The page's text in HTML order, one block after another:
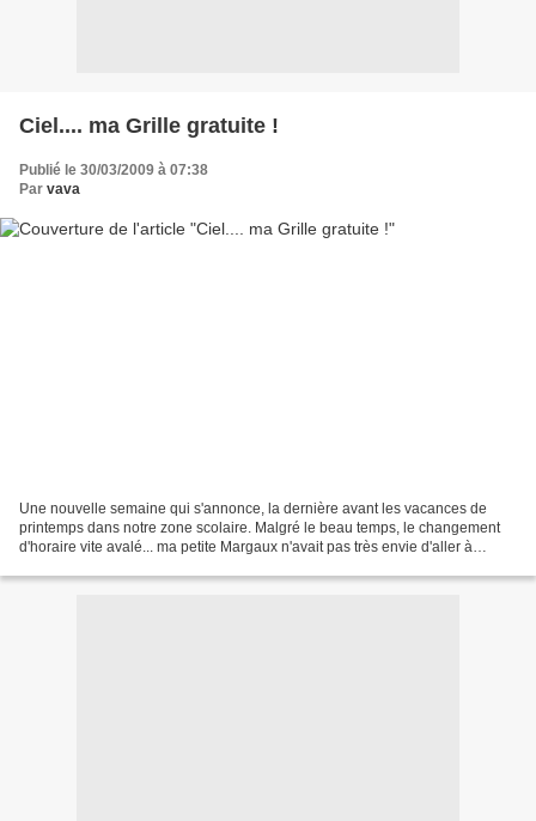
Ciel.... ma Grille gratuite !
Publié le 30/03/2009 à 07:38
Par vava
Une nouvelle semaine qui s'annonce, la dernière avant les vacances de
printemps dans notre zone scolaire. Malgré le beau temps, le changement
d'horaire vite avalé... ma petite Margaux n'avait pas très envie d'aller à